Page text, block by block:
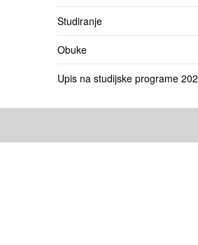
Studiranje
Obuke
Upis na studijske programe